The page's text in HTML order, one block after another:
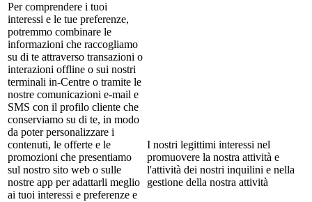
Per comprendere i tuoi
interessi e le tue preferenze,
potremmo combinare le
informazioni che raccogliamo
su di te attraverso transazioni o
interazioni offline o sui nostri
terminali in-Centre o tramite le
nostre comunicazioni e-mail e
SMS con il profilo cliente che
conserviamo su di te, in modo
da poter personalizzare i
contenuti, le offerte e le
promozioni che presentiamo
sul nostro sito web o sulle
nostre app per adattarli meglio
ai tuoi interessi e preferenze e
I nostri legittimi interessi nel
promuovere la nostra attività e
l'attività dei nostri inquilini e nella
gestione della nostra attività